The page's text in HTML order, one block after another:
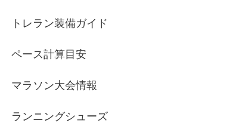
トレラン装備ガイド
ペース計算目安
マラソン大会情報
ランニングシューズ